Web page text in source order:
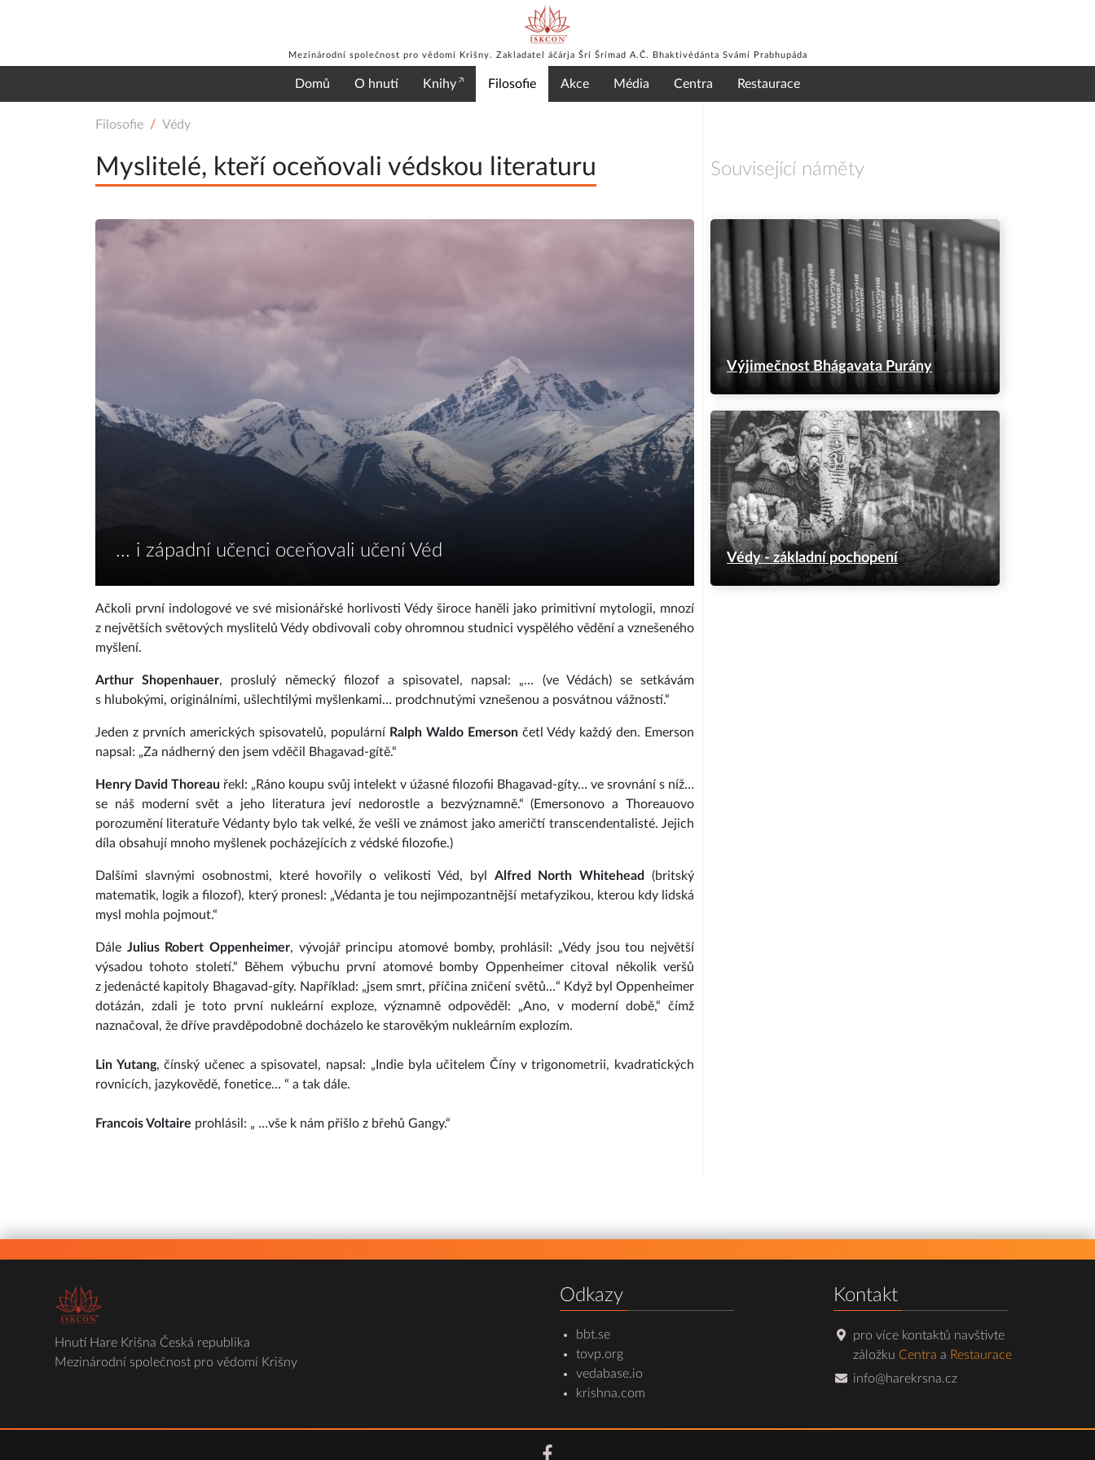
Mezinárodní společnost pro vědomí Krišny. Zakladatel áčárja Šrí Šrímad A.Č. Bhaktivédánta Svámí Prabhupáda
Domů O hnutí Knihy Filosofie Akce Média Centra Restaurace
Filosofie Védy
Myslitelé, kteří oceňovali védskou literaturu
... i západní učenci oceňovali učení Véd
Ačkoli první indologové ve své misionářské horlivosti Védy široce haněli jako primitivní mytologii, mnozí
z největších světových myslitelů Védy obdivovali coby ohromnou studnici vyspělého vědění a vznešeného
myšlení.
Arthur Shopenhauer, proslulý německý filozof a spisovatel, napsal: „… (ve Védách) se setkávám
s hlubokými, originálními, ušlechtilými myšlenkami… prodchnutými vznešenou a posvátnou vážností.“
Jeden z prvních amerických spisovatelů, populární Ralph Waldo Emerson četl Védy každý den. Emerson
napsal: „Za nádherný den jsem vděčil Bhagavad-gítě.“
Henry David Thoreau řekl: „Ráno koupu svůj intelekt v úžasné filozofii Bhagavad-gíty… ve srovnání s níž…
se náš moderní svět a jeho literatura jeví nedorostle a bezvýznamně.“ (Emersonovo a Thoreauovo
porozumění literatuře Védanty bylo tak velké, že vešli ve známost jako američtí transcendentalisté. Jejich
díla obsahují mnoho myšlenek pocházejících z védské filozofie.)
Dalšími slavnými osobnostmi, které hovořily o velikosti Véd, byl Alfred North Whitehead
(britský
matematik, logik a filozof), který pronesl: „Védanta je tou nejimpozantnější metafyzikou, kterou kdy lidská
mysl mohla pojmout.“
Dále Julius Robert Oppenheimer, vývojář principu atomové bomby, prohlásil: „Védy jsou tou největší
výsadou tohoto století.“ Během výbuchu první atomové bomby Oppenheimer citoval několik veršů
z jedenácté kapitoly Bhagavad-gíty. Například: „jsem smrt, příčina zničení světů…“ Když byl Oppenheimer
dotázán, zdali je toto první nukleární exploze, významně odpověděl: „Ano, v moderní době,“ čímž
naznačoval, že dříve pravděpodobně docházelo ke starověkým nukleárním explozím.
Lin Yutang, čínský učenec a spisovatel, napsal: „Indie byla učitelem Číny v trigonometrii, kvadratických
rovnicích, jazykovědě, fonetice… “ a tak dále.
Francois Voltaire prohlásil: „ …vše k nám přišlo z břehů Gangy.“
Související náměty
Výjimečnost Bhágavata Purány
Védy - základní pochopení
Hnutí Hare Krišna Česká republika
Mezinárodní společnost pro vědomí Krišny
Odkazy
bbt.se
tovp.org
vedabase.io
krishna.com
Kontakt
pro více kontaktů navštivte
záložku Centra a Restaurace
info@harekrsna.cz